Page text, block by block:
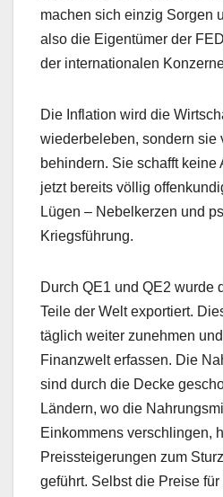
machen sich einzig Sorgen
also die Eigentümer der
der internationalen
Die Inflation wird die
wiederbeleben, sondern sie
behindern. Sie schafft keine
jetzt bereits völlig
Lügen – Nebelkerzen und
Kriegsführung.
Durch QE1 und QE2 wurde
Teile der Welt exportiert.
täglich weiter zunehmen
Finanzwelt erfassen. Die
sind durch die Decke
Ländern, wo die
Einkommens verschlingen,
Preissteigerungen zum
geführt. Selbst die Preise